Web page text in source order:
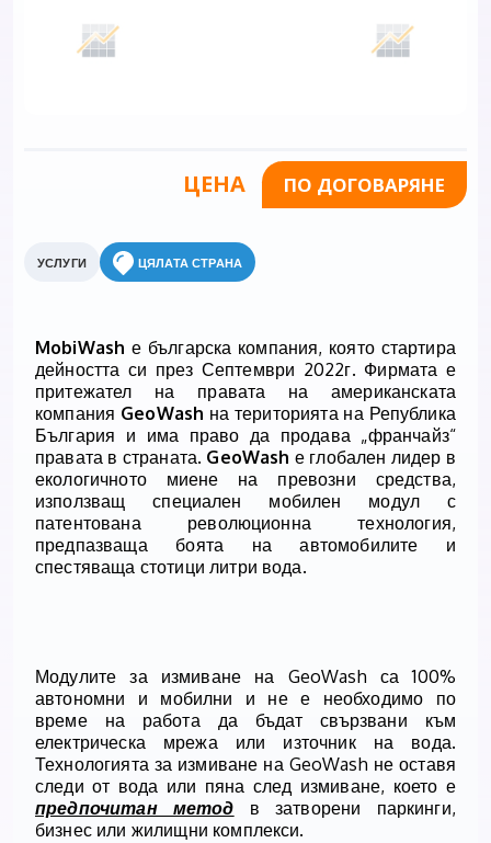
ЦЕНА ПО ДОГОВАРЯНЕ
УСЛУГИ ЦЯЛАТА СТРАНА
MobiWash е българска компания, коятостартира
дейността си през Септември 2022г. Фирмата е
притежател на правата на американската
компания GeoWash на територията на Република
България и има право да продава „франчайз“
правата в страната. GeoWash е глобален лидер в
екологичното миене на превозни средства,
използващ специален мобилен модул с
патентована революционна технология,
предпазваща боята на автомобилите и
спестяваща стотици литри вода.
Модулите за измиване на GeoWash са 100%
автономни и мобилни и не е необходимо по
време на работа да бъдат свързвани към
електрическа мрежа или източник на вода.
Технологията за измиване на GeoWash не оставя
следи от вода или пяна след измиване, което е
предпочитан метод
в затворени паркинги,
бизнес или жилищни комплекси.